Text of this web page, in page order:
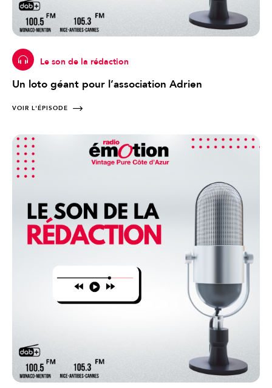
Le son de la rédaction
Un loto géant pour l’association Adrien
VOIR L'ÉPISODE